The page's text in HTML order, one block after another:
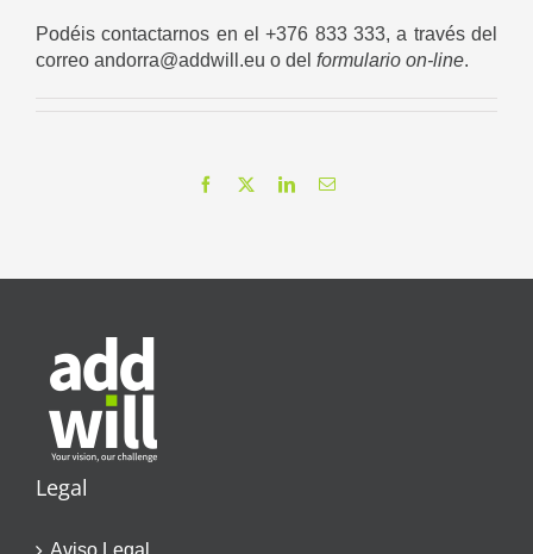
Podéis contactarnos en el +376 833 333, a través del
correo andorra@addwill.eu o del formulario on-line.
Facebook LinkedInCorreo
Legal
Aviso Legal